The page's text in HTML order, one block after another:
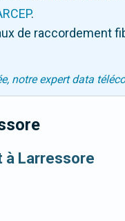
.
de raccordement
notre expert data
à Larressore